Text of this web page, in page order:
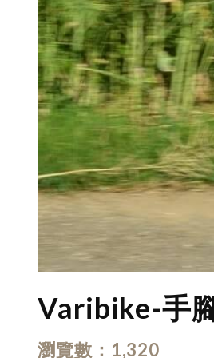
Varibike-手
瀏覽數 1,320